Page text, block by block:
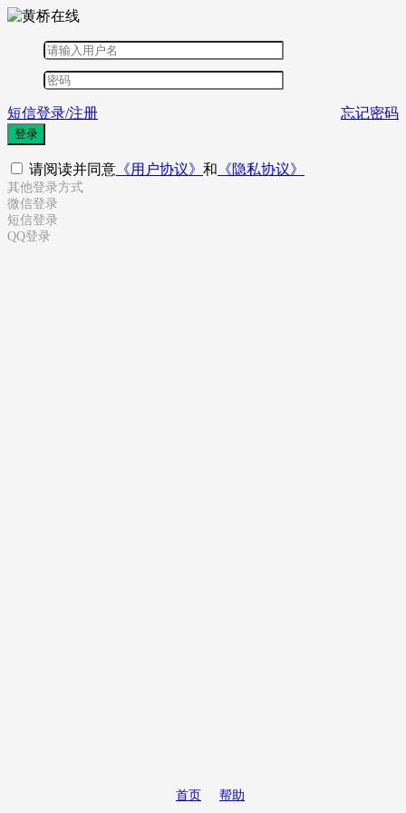
短信登录/注册 忘记密码
登录
请阅读并同意 《用户协议》 和 《隐私协议》
其他登录方式
微信登录
短信登录
QQ登录
首页 帮助